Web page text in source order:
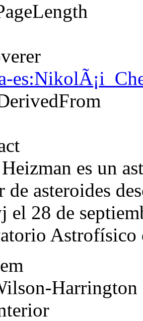
es un
de asteroides
el 28 de
Astrofísico
Harrington